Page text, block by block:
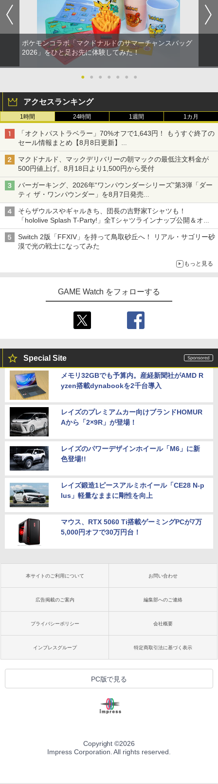
ポケモンコラボ「マクドナルドのサマーチャンスバッグ
2026」をひと足お先に体験してみた！
● ● ● ● ● ● ●
アクセスランキング
1時間 24時間 1週間 1カ月
「オクトパストラベラー」70%オフで1,643円！ もうすぐ終了の
セール情報まとめ【8月8日更新】
ニンテンドーeショップでは「大神 絶景版」が67%オフで990円
マクドナルド、マックデリバリーの朝マックの最低注文料金が
500円値上げ。8月18日より1,500円から受付
バーガーキング、2026年“ワンパウンダーシリーズ”第3弾「ダー
ティ ザ・ワンパウンダー」を8月7日発売
「特製ガーリックマヨソース」を使用した超大型チーズバーガー
そらザウルスやギャルきち、団長の吉野家Tシャツも！
「hololive Splash T-Party!」全Tシャツラインナップ公開＆オン
ライン販売開始
Switch 2版「FFXIV」を持って鳥取砂丘へ！ リアル・サゴリー砂
漠で光の戦士になってみた
もっと見る
GAME Watch をフォローする
Special Site
メモリ32GBでも予算内。産経新聞社がAMD R
yzen搭載dynabookを2千台導入
レイズのプレミアムカー向けブランドHOMUR
Aから「2×9R」が登場！
レイズのパワーデザインホイール「M6」に新
色登場!!
レイズ鍛造1ピースアルミホイール「CE28 N-p
lus」軽量なままに剛性を向上
マウス、RTX 5060 Ti搭載ゲーミングPCが7万
5,000円オフで30万円台！
本サイトのご利用について お問い合わせ
広告掲載のご案内 編集部へのご連絡
プライバシーポリシー 会社概要
インプレスグループ 特定商取引法に基づく表示
PC版で見る
Copyright ©2026
Impress Corporation. All rights reserved.